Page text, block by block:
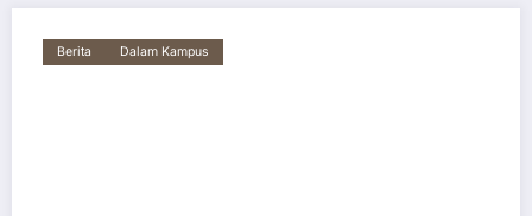
Berita Dalam Kampus